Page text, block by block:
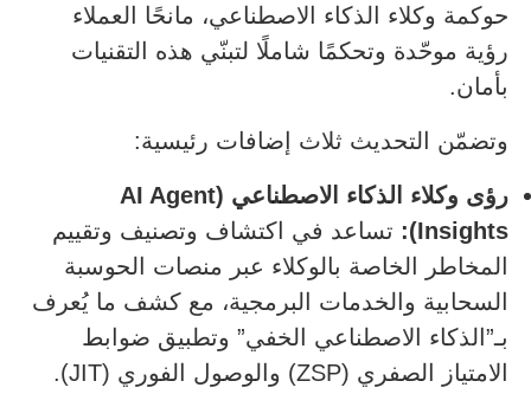
حوكمة وكلاء الذكاء الاصطناعي، مانحًا العملاء
رؤية موحّدة وتحكمًا شاملًا لتبنّي هذه التقنيات
بأمان.
وتضمّن التحديث ثلاث إضافات رئيسية:
رؤى وكلاء الذكاء الاصطناعي (AI Agent
Insights
): تساعد في اكتشاف وتصنيف وتقييم
المخاطر الخاصة بالوكلاء عبر منصات الحوسبة
السحابية والخدمات البرمجية، مع كشف ما يُعرف
بـ”الذكاء الاصطناعي الخفي” وتطبيق ضوابط
الامتياز الصفري (ZSP) والوصول الفوري (JIT).